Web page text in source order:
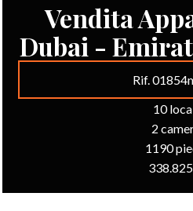
Vendita
Dubai -
Rif.
10
2
1190